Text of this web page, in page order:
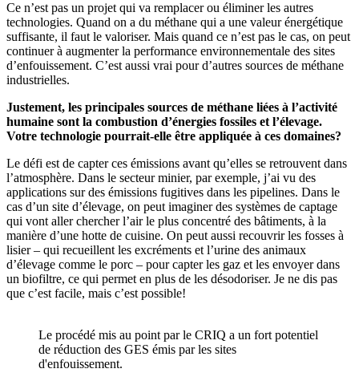
Ce n’est pas un projet qui va remplacer ou éliminer les autres
technologies. Quand on a du méthane qui a une valeur énergétique
suffisante, il faut le valoriser. Mais quand ce n’est pas le cas, on peut
continuer à augmenter la performance environnementale des sites
d’enfouissement. C’est aussi vrai pour d’autres sources de méthane
industrielles.
Justement, les principales sources de méthane liées à l’activité
humaine sont la combustion d’énergies fossiles et l’élevage.
Votre technologie pourrait-elle être appliquée à ces domaines?
Le défi est de capter ces émissions avant qu’elles se retrouvent dans
l’atmosphère. Dans le secteur minier, par exemple, j’ai vu des
applications sur des émissions fugitives dans les pipelines. Dans le
cas d’un site d’élevage, on peut imaginer des systèmes de captage
qui vont aller chercher l’air le plus concentré des bâtiments, à la
manière d’une hotte de cuisine. On peut aussi recouvrir les fosses à
lisier – qui recueillent les excréments et l’urine des animaux
d’élevage comme le porc – pour capter les gaz et les envoyer dans
un biofiltre, ce qui permet en plus de les désodoriser. Je ne dis pas
que c’est facile, mais c’est possible!
Le procédé mis au point par le CRIQ a un fort potentiel
de réduction des GES émis par les sites
d'enfouissement.